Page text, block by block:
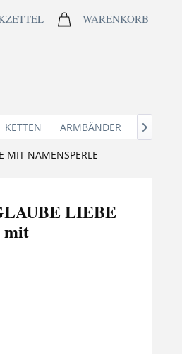
WARENKORB
KETTEN ARMBÄNDER 
MIT NAMENSPERLE
LIEBE
mit